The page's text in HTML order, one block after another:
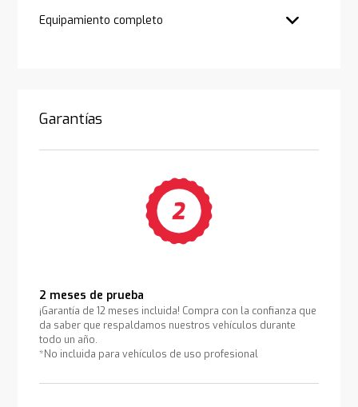
Equipamiento completo
Garantías
2 meses de prueba
¡Garantía de 12 meses incluida! Compra con la confianza que
da saber que respaldamos nuestros vehículos durante
todo un año.
*No incluida para vehículos de uso profesional